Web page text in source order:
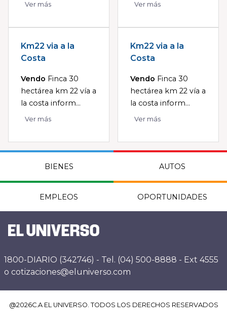
Ver más Ver más
Km22 via a la
Costa
Vendo Finca 30
hectárea km 22 vía a
la costa inform...
Ver más
Km22 via a la
Costa
Vendo Finca 30
hectárea km 22 vía a
la costa inform...
Ver más
BIENES AUTOS
EMPLEOS OPORTUNIDADES
1800-DIARIO (342746) - Tel. (04) 500-8888 - Ext 4555
o cotizaciones@eluniverso.com
@2026C.A EL UNIVERSO. TODOS LOS DERECHOS RESERVADOS